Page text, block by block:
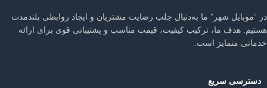
در “موبایل شهر” ما به‌دنبال جلب رضایت مشتریان و ایجاد روابطی بلندمدت
هستیم. هدف ما، ترکیب کیفیت، قیمت مناسب و پشتیبانی قوی برای ارائه
خدماتی متمایز است.
دسترسی سریع